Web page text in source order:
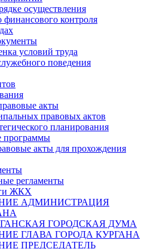
осуществления
контроля
условий труда
поведения
акты
правовых актов
планирования
программы
акты для прохождения
регламенты
ЖКХ
АДМИНИСТРАЦИЯ
ГОРОДСКАЯ ДУМА
ГЛАВА ГОРОДА КУРГАНА
ПРЕДСЕДАТЕЛЬ